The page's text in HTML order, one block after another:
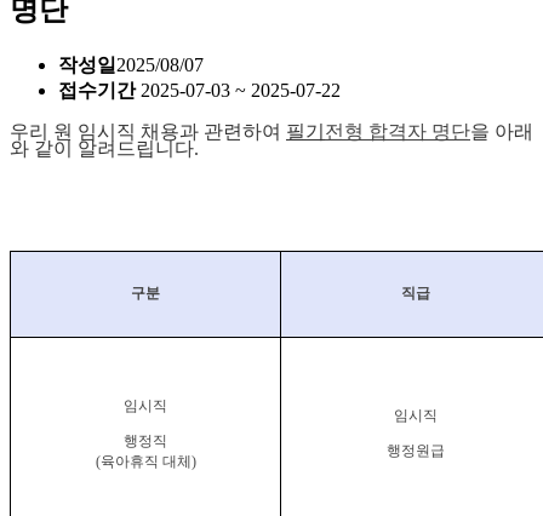
명단
작성일 2025/08/07
접수기간 2025-07-03 ~ 2025-07-22
우리 원 임시직 채용과 관련하여 필기 전형 합격자 명단을 아래
와 같이 알려드립니다.
구분 직급
임시직
행정직
(육아휴직 대체 )
임시직
행정원급